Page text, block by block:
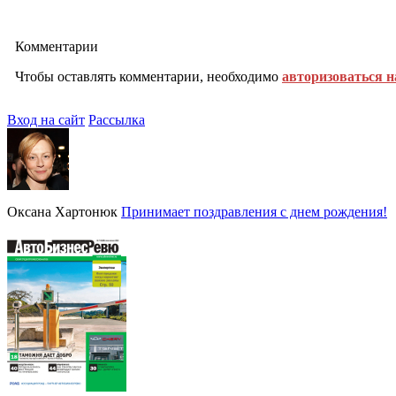
Комментарии
Чтобы оставлять комментарии, необходимо авторизоваться
Вход на сайт Рассылка
Оксана Хартонюк Принимает поздравления с днем рождения!